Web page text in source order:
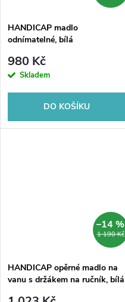
HANDICAP madlo
odnímatelné, bílá
980 Kč
Skladem
DO KOŠÍKU
1 190 Kč
–14 %
HANDICAP opěrné madlo na
vanu s držákem na ručník, bílá